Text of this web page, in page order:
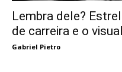
Lembra dele?
de carreira e o
Gabriel Pietro